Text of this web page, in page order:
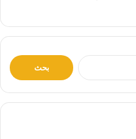
نقدم خدمةانقاذ سياراتباقل
اكراميات.
من خلال GPS.
على مدار 24 ساعة طوال أيام